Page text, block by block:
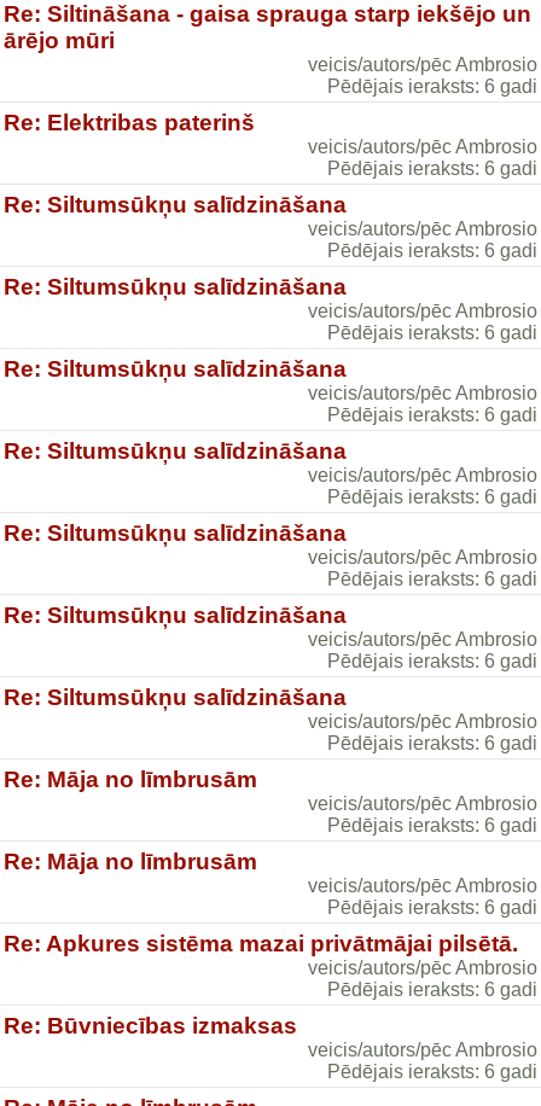
Re: Siltināšana - gaisa sprauga starp iekšējo un
ārējo mūri
veicis/autors/pēc Ambrosio
Pēdējais ieraksts: 6 gadi
Re: Elektribas paterinš
veicis/autors/pēc Ambrosio
Pēdējais ieraksts: 6 gadi
Re: Siltumsūkņu salīdzināšana
veicis/autors/pēc Ambrosio
Pēdējais ieraksts: 6 gadi
Re: Siltumsūkņu salīdzināšana
veicis/autors/pēc Ambrosio
Pēdējais ieraksts: 6 gadi
Re: Siltumsūkņu salīdzināšana
veicis/autors/pēc Ambrosio
Pēdējais ieraksts: 6 gadi
Re: Siltumsūkņu salīdzināšana
veicis/autors/pēc Ambrosio
Pēdējais ieraksts: 6 gadi
Re: Siltumsūkņu salīdzināšana
veicis/autors/pēc Ambrosio
Pēdējais ieraksts: 6 gadi
Re: Siltumsūkņu salīdzināšana
veicis/autors/pēc Ambrosio
Pēdējais ieraksts: 6 gadi
Re: Siltumsūkņu salīdzināšana
veicis/autors/pēc Ambrosio
Pēdējais ieraksts: 6 gadi
Re: Māja no līmbrusām
veicis/autors/pēc Ambrosio
Pēdējais ieraksts: 6 gadi
Re: Māja no līmbrusām
veicis/autors/pēc Ambrosio
Pēdējais ieraksts: 6 gadi
Re: Apkures sistēma mazai privātmājai pilsētā.
veicis/autors/pēc Ambrosio
Pēdējais ieraksts: 6 gadi
Re: Būvniecības izmaksas
veicis/autors/pēc Ambrosio
Pēdējais ieraksts: 6 gadi